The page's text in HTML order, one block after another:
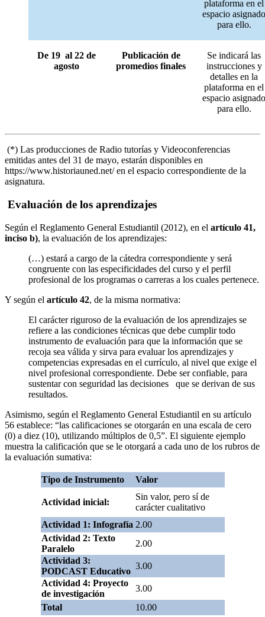
plataforma en el
espacio asignado
para ello.
De 19 al 22 de
agosto
Publicación de
promedios finales
Se indicará las
instrucciones y
detalles en la
plataforma en el
espacio asignado
para ello.
(*) Las producciones de Radio tutorías y Videoconferencias
emitidas antes del 31 de mayo, estarán disponibles en
https://www.historiauned.net/ en el espacio correspondiente de la
asignatura.
Evaluación de los aprendizajes
Según el Reglamento General Estudiantil (2012), en el artículo 41,
inciso b), la evaluación de los aprendizajes:
(…) estará a cargo de la cátedra correspondiente y será
congruente con las especificidades del curso y el perfil
profesional de los programas o carreras a los cuales pertenece.
Y según el artículo 42, de la misma normativa:
El carácter riguroso de la evaluación de los aprendizajes se
refiere a las condiciones técnicas que debe cumplir todo
instrumento de evaluación para que la información que se
recoja sea válida y sirva para evaluar los aprendizajes y
competencias expresadas en el currículo, al nivel que exige el
nivel profesional correspondiente. Debe ser confiable, para
sustentar con seguridad las decisiones que se derivan de sus
resultados.
Asimismo, según el Reglamento General Estudiantil en su artículo
56 establece: “las calificaciones se otorgarán en una escala de cero
(0) a diez (10), utilizando múltiplos de 0,5”. El siguiente ejemplo
muestra la calificación que se le otorgará a cada uno de los rubros de
la evaluación sumativa:
Tipo de Instrumento Valor
Actividad inicial:
Sin valor, pero sí de
carácter cualitativo
Actividad 1: Infografía 2.00
Actividad 2: Texto
Paralelo
2.00
Actividad 3:
PODCAST Educativo
3.00
Actividad 4: Proyecto
de investigación
3.00
Total
10.00